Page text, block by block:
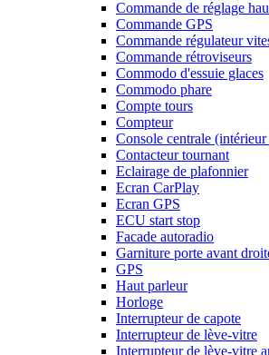
Commande de réglage
Commande GPS
Commande régulateur
Commande rétroviseurs
Commodo d'essuie glaces
Commodo phare
Compte tours
Compteur
Console centrale
Contacteur tournant
Eclairage de plafonnier
Ecran CarPlay
Ecran GPS
ECU start stop
Facade autoradio
Garniture porte avant
GPS
Haut parleur
Horloge
Interrupteur de capote
Interrupteur de lève-vitre
Interrupteur de lève-vitre